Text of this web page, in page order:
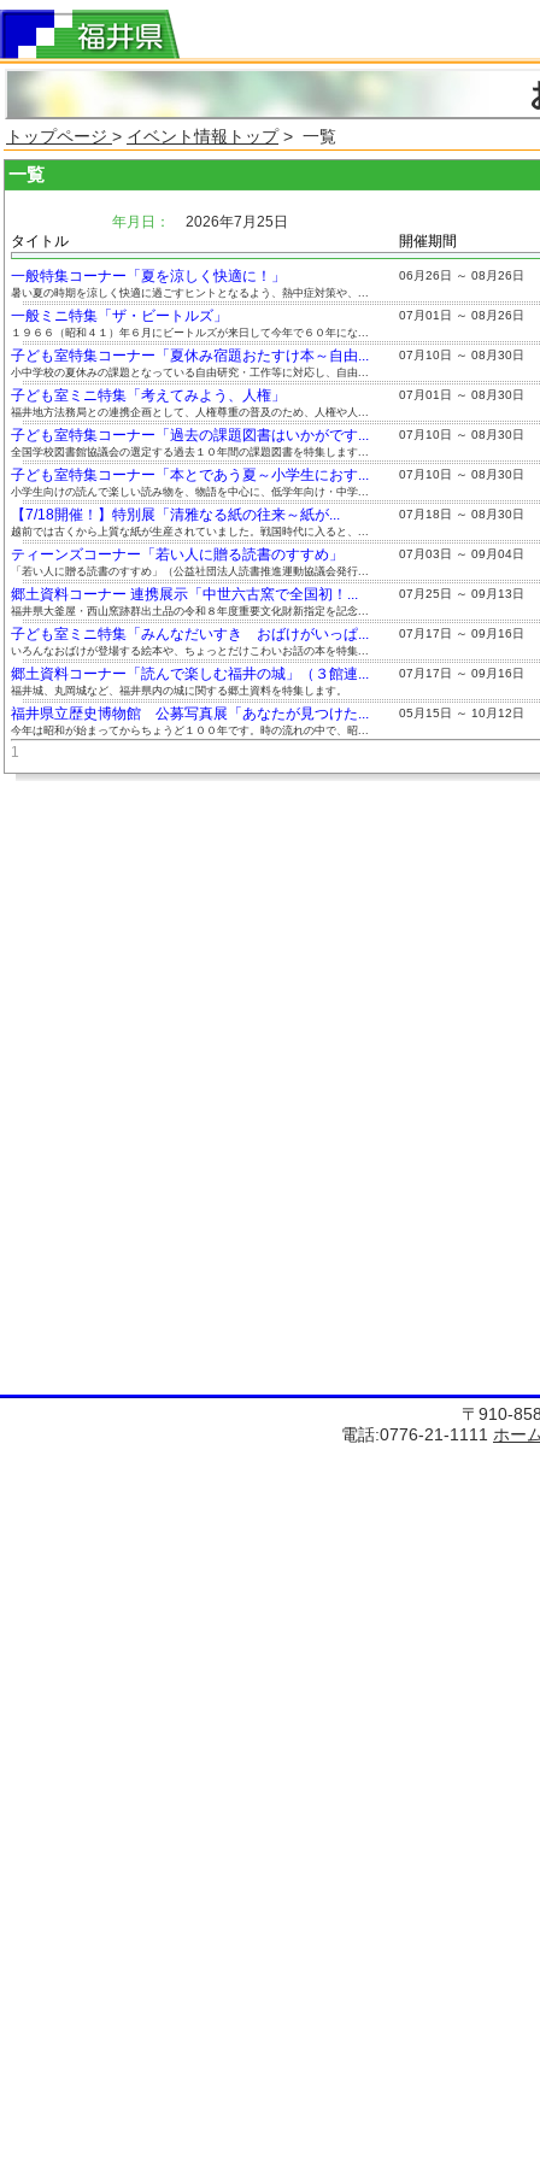
トップページ > イベント情報トップ> 一覧
一覧
年月日：
2026年7月25日
タイトル
開催期間
一般特集コーナー「夏を涼しく快適に！」 06月26日 ～ 08月26日
暑い夏の時期を涼しく快適に過ごすヒントとなるよう、熱中症対策や、...
一般ミニ特集「ザ・ビートルズ」 07月01日 ～ 08月26日
１９６６（昭和４１）年６月にビートルズが来日して今年で６０年にな...
子ども室特集コーナー「夏休み宿題おたすけ本～自由... 07月10日 ～ 08月30日
小中学校の夏休みの課題となっている自由研究・工作等に対応し、自由...
子ども室ミニ特集「考えてみよう、人権」 07月01日 ～ 08月30日
福井地方法務局との連携企画として、人権尊重の普及のため、人権や人...
子ども室特集コーナー「過去の課題図書はいかがです... 07月10日 ～ 08月30日
全国学校図書館協議会の選定する過去１０年間の課題図書を特集します...
子ども室特集コーナー「本とであう夏～小学生におす... 07月10日 ～ 08月30日
小学生向けの読んで楽しい読み物を、物語を中心に、低学年向け・中学...
【7/18開催！】特別展「清雅なる紙の往来～紙が... 07月18日 ～ 08月30日
越前では古くから上質な紙が生産されていました。戦国時代に入ると、...
ティーンズコーナー「若い人に贈る読書のすすめ」 07月03日 ～ 09月04日
「若い人に贈る読書のすすめ」（公益社団法人読書推進運動協議会発行...
郷土資料コーナー 連携展示「中世六古窯で全国初！... 07月25日 ～ 09月13日
福井県大釜屋・西山窯跡群出土品の令和８年度重要文化財新指定を記念...
子ども室ミニ特集「みんなだいすき おばけがいっぱ... 07月17日 ～ 09月16日
いろんなおばけが登場する絵本や、ちょっとだけこわいお話の本を特集...
郷土資料コーナー「読んで楽しむ福井の城」（３館連... 07月17日 ～ 09月16日
福井城、丸岡城など、福井県内の城に関する郷土資料を特集します。
福井県立歴史博物館 公募写真展「あなたが見つけた... 05月15日 ～ 10月12日
今年は昭和が始まってからちょうど１００年です。時の流れの中で、昭...
1
〒910-
電話:0776-21-1111 ホー